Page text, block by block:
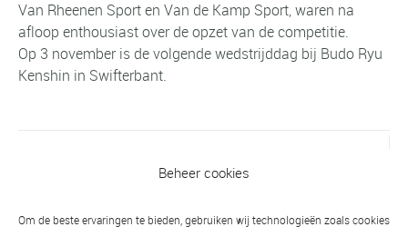
Beheer cookies
Om de beste ervaringen te bieden, gebruiken wij technologieën zoals cookies
Van Rheenen Sport en Van de Kamp Sport, waren na
afloop enthousiast over de opzet van de competitie.
Op 3 november is de volgende wedstrijddag bij Budo Ryu
Kenshin in Swifterbant.
Paula Borgonje een decennium deelname